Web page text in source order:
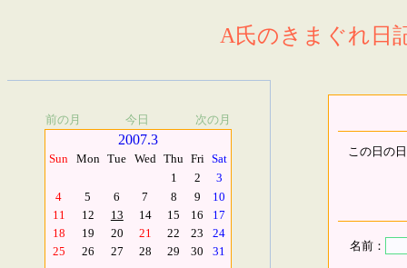
A氏のきまぐれ日
前の月 今日 次の月
2007.3
Sun Mon Tue Wed Thu Fri Sat
1
2
3
4
5 6 7 8 9
10
11
12 13 14 15 16
17
18
19 20 21 22 23
24
25
26 27 28 29 30 31
この日の
名前：